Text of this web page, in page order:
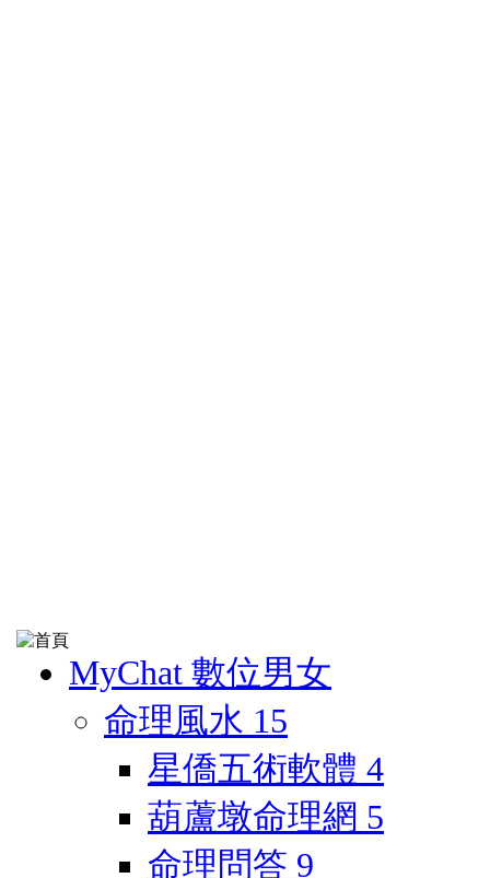
MyChat 數位男女
命理風水 15
星僑五術軟體 4
葫蘆墩命理網 5
命理問答 9